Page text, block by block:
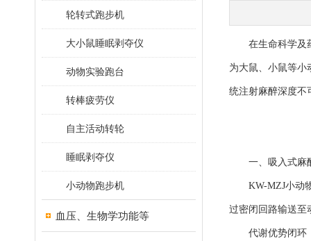
轮转式跑步机
大小鼠睡眠剥夺仪
动物实验跑台
转棒疲劳仪
自主活动转轮
睡眠剥夺仪
小动物跑步机
血压、生物学功能等
在生命科学及药
为大鼠、小鼠等小
统注射麻醉深度不
一、吸入式麻醉
KW-MZJ小动物
过密闭回路输送至
代谢优势闭环：